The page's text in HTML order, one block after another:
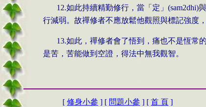
12.如此持續精勤修行，當「定」(sam2dhi)
行減弱。故禪修者不應放鬆他觀照與標記強度
13.如此，禪修者會了悟到，痛也不是恆常
是苦，苦能做到空證，得法中無我觀智。
[ 修身小參 ] [ 問題小參 ] [ 首 頁 ]